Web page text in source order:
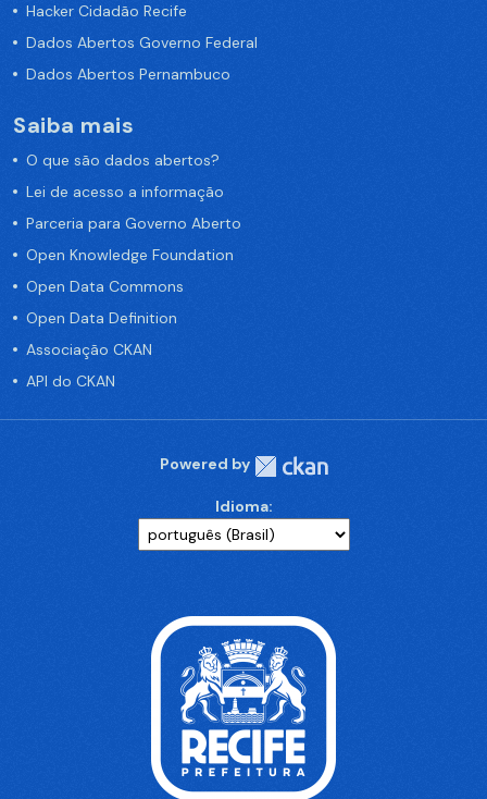
Hacker Cidadão Recife
Dados Abertos Governo Federal
Dados Abertos Pernambuco
Saiba mais
O que são dados abertos?
Lei de acesso a informação
Parceria para Governo Aberto
Open Knowledge Foundation
Open Data Commons
Open Data Definition
Associação CKAN
API do CKAN
Powered by
Idioma